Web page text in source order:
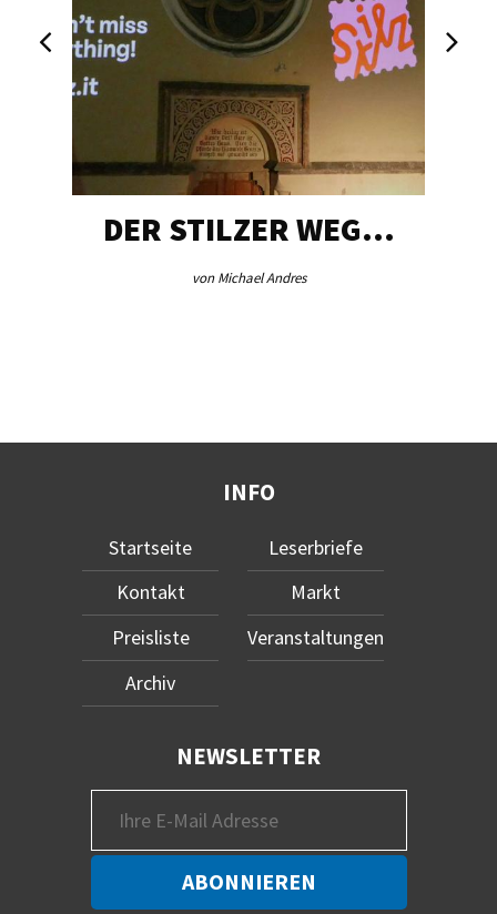
DER STILZER WEG…
von Michael Andres
INFO
Startseite
Kontakt
Preisliste
Archiv
Leserbriefe
Markt
Veranstaltungen
NEWSLETTER